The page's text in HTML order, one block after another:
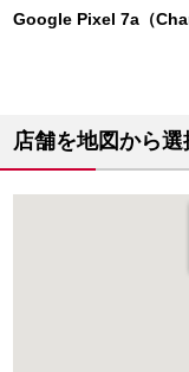
Google Pixel 7a（
店舗を地図から選